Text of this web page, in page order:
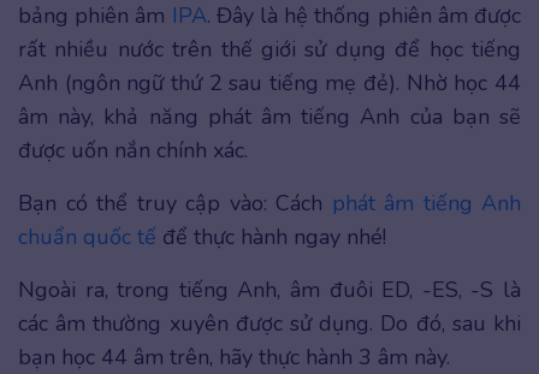
bảng phiên âm IPA. Đây là hệ thống phiên âm được
rất nhiều nước trên thế giới sử dụng để học tiếng
Anh (ngôn ngữ thứ 2 sau tiếng mẹ đẻ). Nhờ học 44
âm này, khả năng phát âm tiếng Anh của bạn sẽ
được uốn nắn chính xác.
Bạn có thể truy cập vào: Cách phát âm tiếng Anh
chuẩn quốc tế để thực hành ngay nhé!
Ngoài ra, trong tiếng Anh, âm đuôi ED, -ES, -S là
các âm thường xuyên được sử dụng. Do đó, sau khi
bạn học 44 âm trên, hãy thực hành 3 âm này.